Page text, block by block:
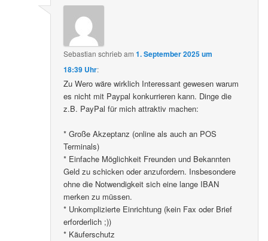
Sebastian schriebam1. September 2025 um
18:39 Uhr:
Zu Wero wäre wirklich Interessant gewesen warum
es nicht mit Paypal konkurrieren kann. Dinge die
z.B. PayPal für mich attraktiv machen:
* Große Akzeptanz (online als auch an POS
Terminals)
* Einfache Möglichkeit Freunden und Bekannten
Geld zu schicken oder anzufordern. Insbesondere
ohne die Notwendigkeit sich eine lange IBAN
merken zu müssen.
* Unkomplizierte Einrichtung (kein Fax oder Brief
erforderlich ;))
* Käuferschutz